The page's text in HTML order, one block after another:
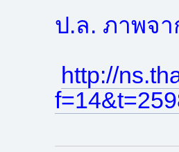
ป.ล. ภาพจ
http://